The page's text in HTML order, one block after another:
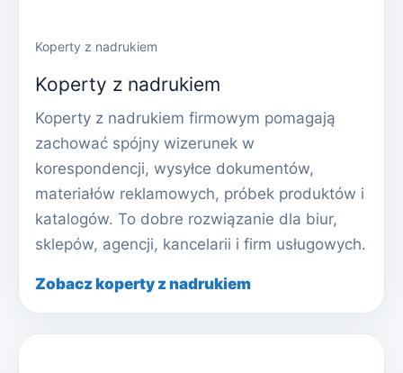
Koperty z nadrukiem
Koperty z nadrukiem
Koperty z nadrukiem firmowym pomagają
zachować spójny wizerunek w
korespondencji, wysyłce dokumentów,
materiałów reklamowych, próbek produktów i
katalogów. To dobre rozwiązanie dla biur,
sklepów, agencji, kancelarii i firm usługowych.
Zobacz koperty z nadrukiem